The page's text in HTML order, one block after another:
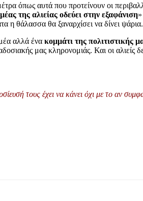
όπως αυτά που προτείνουν οι
της αλιείας οδεύει στην εξαφάνιση
η θάλασσα θα ξαναρχίσει να δίνει ψάρια.
αλλά ένα κομμάτι της πολιτιστικής
μας κληρονομιάς. Και οι αλιείς
τους έχει να κάνει όχι με το αν